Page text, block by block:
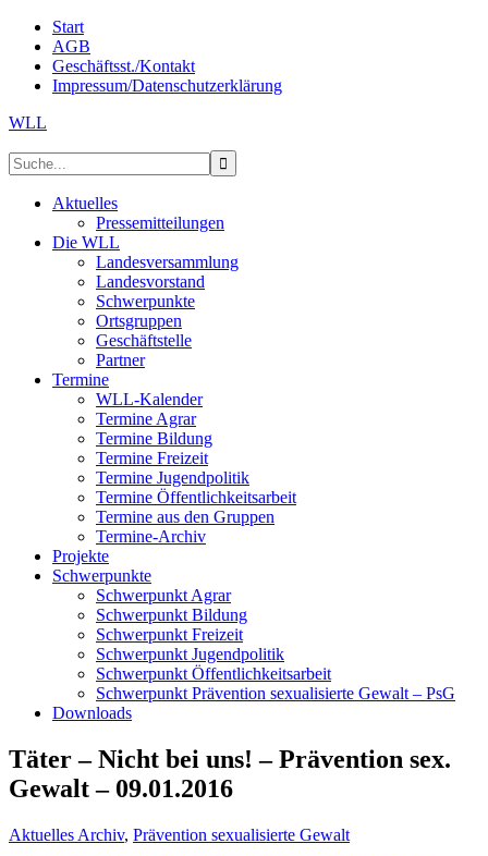
Start
AGB
Geschäftsst./Kontakt
Impressum/Datenschutzerklärung
WLL
Aktuelles
Pressemitteilungen
Die WLL
Landesversammlung
Landesvorstand
Schwerpunkte
Ortsgruppen
Geschäftstelle
Partner
Termine
WLL-Kalender
Termine Agrar
Termine Bildung
Termine Freizeit
Termine Jugendpolitik
Termine Öffentlichkeitsarbeit
Termine aus den Gruppen
Termine-Archiv
Projekte
Schwerpunkte
Schwerpunkt Agrar
Schwerpunkt Bildung
Schwerpunkt Freizeit
Schwerpunkt Jugendpolitik
Schwerpunkt Öffentlichkeitsarbeit
Schwerpunkt Prävention sexualisierte Gewalt – PsG
Downloads
Täter – Nicht bei uns! – Prävention sex.
Gewalt – 09.01.2016
Aktuelles Archiv, Prävention sexualisierte Gewalt